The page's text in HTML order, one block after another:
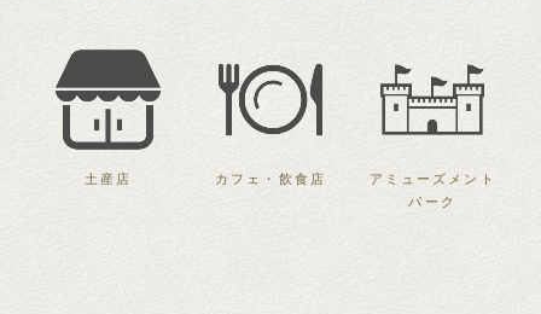
土産店 カフェ・飲食店
アミューズメント
パーク